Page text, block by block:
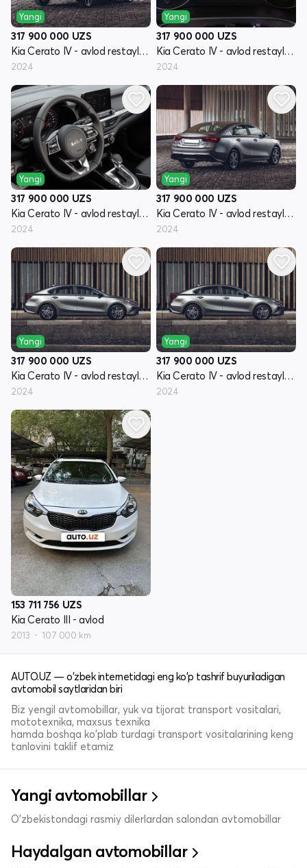
Yangi
317 900 000 UZS
Kia Cerato IV - avlod restayling
2024
Yangi
317 900 000 UZS
Kia Cerato IV - avlod restayling
2024
Yangi
317 900 000 UZS
Kia Cerato IV - avlod restayling
2024
Yangi
317 900 000 UZS
Kia Cerato IV - avlod restayling
2024
Yangi
317 900 000 UZS
Kia Cerato IV - avlod restayling
2024
Yangi
317 900 000 UZS
Kia Cerato IV - avlod restayling
2024
153 711 756 UZS
Kia Cerato III - avlod
2013 107 000 km
AUTO.UZ — o'zbek internetidagi eng ko'p tashrif buyuriladigan
avtomobil saytlaridan biri
Biz yengil avtomobillar, yuk va tijorat transport vositalari,
mototexnika, maxsus texnika
hamda boshqa ko'plab turdagi transport vositalarining keng
tanlovini taklif etamiz
Yangi avtomobillar
O'zbekistondagi rasmiy dilerlardan salondan avtomobillar
Haydalgan avtomobillar